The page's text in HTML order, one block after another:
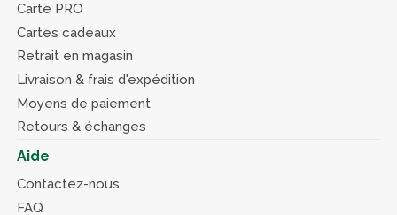
Carte PRO
Cartes cadeaux
Retrait en magasin
Livraison & frais d'expédition
Moyens de paiement
Retours & échanges
Aide
Contactez-nous
FAQ